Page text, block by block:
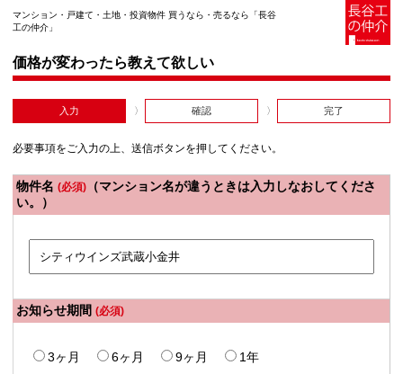
マンション・戸建て・土地・投資物件 買うなら・売るなら「長谷
工の仲介」
価格が変わったら教えて欲しい
入力 確認 完了
必要事項をご入力の上、送信ボタンを押してください。
物件名 (必須) （マンション名が違うときは入力しなおしてくださ
い。）
お知らせ期間 (必須)
3ヶ月 6ヶ月 9ヶ月 1年